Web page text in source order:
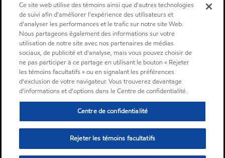
Ce site web utilise des témoins ainsi que d'autres technologies
de suivi afin d'améliorer l'expérience des utilisateurs et
d'analyser les performances et le trafic sur notre site Web.
Nous partageons également des informations sur votre
utilisation de notre site avec nos partenaires de médias
sociaux, de publicité et d'analyse, mais vous pouvez choisir de
ne pas participer à ce partage en utilisant le bouton « Rejeter
les témoins facultatifs » ou en signalant les préférences
d'exclusion de votre navigateur. Vous trouverez davantage
d'informations et d'options dans le Centre de confidentialité.
Centre de confidentialité
Rejeter les témoins facultatifs